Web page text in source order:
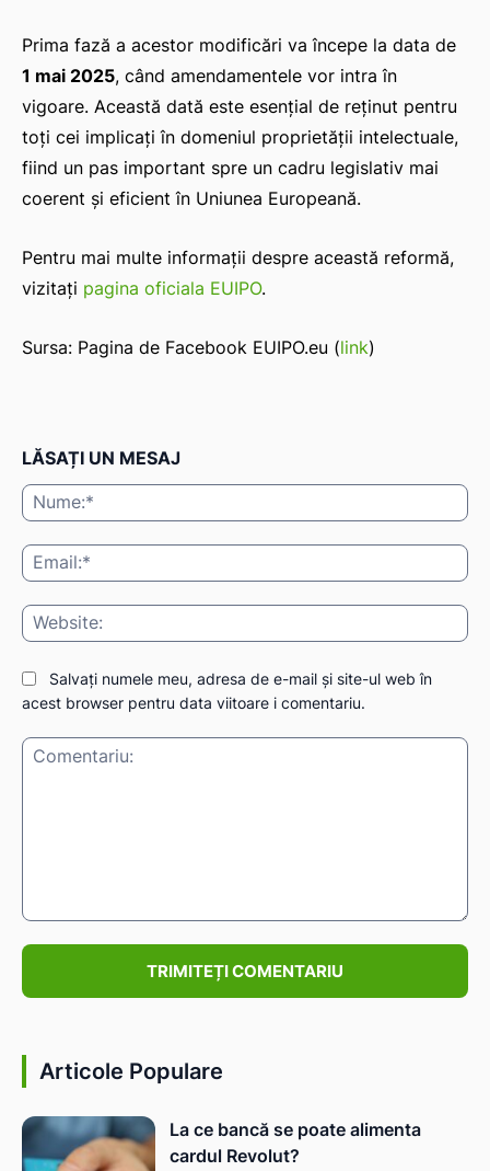
Prima fază a acestor modificări va începe la data de
1 mai 2025, când amendamentele vor intra în
vigoare. Această dată este esențial de reținut pentru
toți cei implicați în domeniul proprietății intelectuale,
fiind un pas important spre un cadru legislativ mai
coerent și eficient în Uniunea Europeană.
Pentru mai multe informații despre această reformă,
vizitați pagina oficiala EUIPO.
Sursa: Pagina de Facebook EUIPO.eu (link)
LĂSAȚI UN MESAJ
Salvați numele meu, adresa de e-mail și site-ul web în
acest browser pentru data viitoare i comentariu.
Articole Populare
La ce bancă se poate alimenta
cardul Revolut?